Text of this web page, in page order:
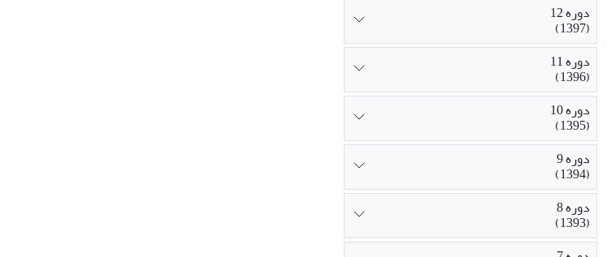
دوره 12
(1397)
دوره 11
(1396)
دوره 10
(1395)
دوره 9
(1394)
دوره 8
(1393)